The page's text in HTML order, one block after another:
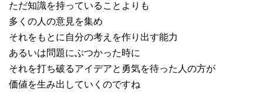
ただ知識を持っていることよりも
多くの人の意見を集め
それをもとに自分の考えを作り出す能力
あるいは問題にぶつかった時に
それを打ち破るアイデアと勇気を待った人の方が
価値を生み出していくのですね